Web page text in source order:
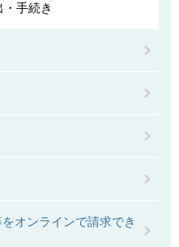
手続き
オンラインで請求でき